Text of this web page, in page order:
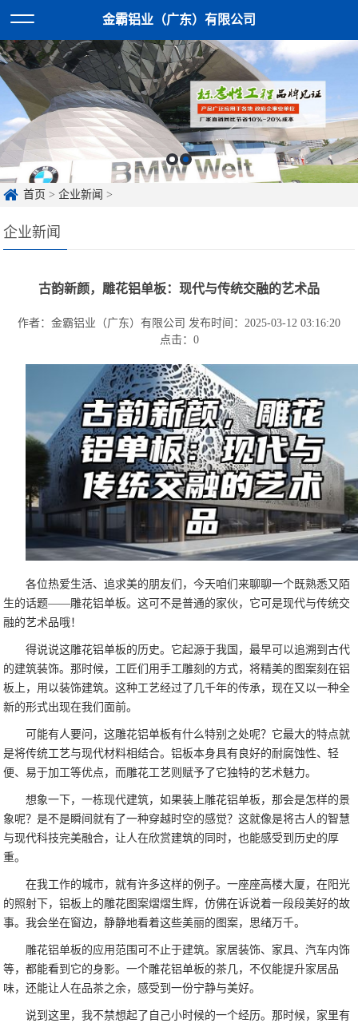
金霸铝业（广东）有限公司
首页 >企业新闻 >
企业新闻
古韵新颜，雕花铝单板：现代与传统交融的艺术品
作者：金霸铝业（广东）有限公司 发布时间：2025-03-12 03:16:20
点击： 0
各位热爱生活、追求美的朋友们，今天咱们来聊聊一个既熟悉又陌
生的话题——雕花铝单板。这可不是普通的家伙，它可是现代与传统交
融的艺术品哦！
得说说这雕花铝单板的历史。它起源于我国，最早可以追溯到古代
的建筑装饰。那时候，工匠们用手工雕刻的方式，将精美的图案刻在铝
板上，用以装饰建筑。这种工艺经过了几千年的传承，现在又以一种全
新的形式出现在我们面前。
可能有人要问，这雕花铝单板有什么特别之处呢？它最大的特点就
是将传统工艺与现代材料相结合。铝板本身具有良好的耐腐蚀性、轻
便、易于加工等优点，而雕花工艺则赋予了它独特的艺术魅力。
想象一下，一栋现代建筑，如果装上雕花铝单板，那会是怎样的景
象呢？是不是瞬间就有了一种穿越时空的感觉？这就像是将古人的智慧
与现代科技完美融合，让人在欣赏建筑的同时，也能感受到历史的厚
重。
在我工作的城市，就有许多这样的例子。一座座高楼大厦，在阳光
的照射下，铝板上的雕花图案熠熠生辉，仿佛在诉说着一段段美好的故
事。我会坐在窗边，静静地看着这些美丽的图案，思绪万千。
雕花铝单板的应用范围可不止于建筑。家居装饰、家具、汽车内饰
等，都能看到它的身影。一个雕花铝单板的茶几，不仅能提升家居品
味，还能让人在品茶之余，感受到一份宁静与美好。
说到这里，我不禁想起了自己小时候的一个经历。那时候，家里有